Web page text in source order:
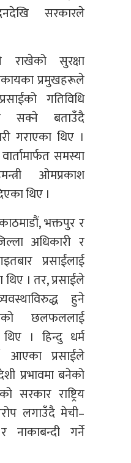
सरकारले
राखेको सुरक्षा
प्रमुखहरूले
गतिविधि
सक्ने बताउँदै
गराएका थिए ।
समस्या
ओमप्रकाश
थिए ।
भक्तपुर र
अधिकारी र
प्रसाईंलाई
। तर, प्रसाईंले
हुने
छलफललाई
। हिन्दु धर्म
आएका प्रसाईंले
प्रभावमा बनेको
सरकार राष्ट्रिय
लगाउँदै मेची–
नाकाबन्दी गर्ने